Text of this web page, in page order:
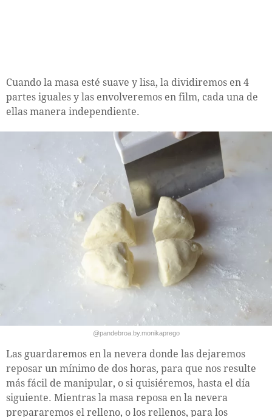
Cuando la masa esté suave y lisa, la dividiremos en 4
partes iguales y las envolveremos en film, cada una de
ellas manera independiente.
@pandebroa.by.monikaprego
Las guardaremos en la nevera donde las dejaremos
reposar un mínimo de dos horas, para que nos resulte
más fácil de manipular, o si quisiéremos, hasta el día
siguiente. Mientras la masa reposa en la nevera
prepararemos el relleno, o los rellenos, para los